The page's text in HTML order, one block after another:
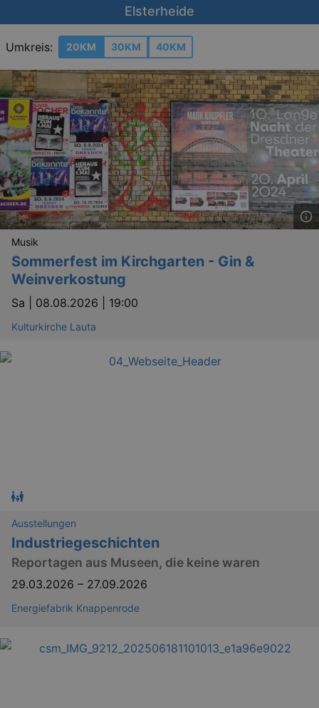
Elsterheide
Umkreis: 20KM 30KM 40KM
Musik
Sommerfest im Kirchgarten - Gin &
Weinverkostung
Sa | 08.08.2026 | 19:00
Kulturkirche Lauta
Ausstellungen
Industriegeschichten
Reportagen aus Museen, die keine waren
29.03.2026 – 27.09.2026
Energiefabrik Knappenrode